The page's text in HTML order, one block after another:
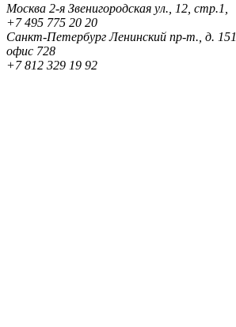
Москва 2-я Звенигородская ул., 12, стр.1,
+7 495 775 20 20
Санкт-ПетербургЛенинский пр-т., д. 151,
офис 728
+7 812 329 19 92